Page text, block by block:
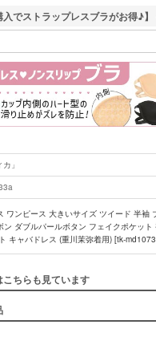
入でストラップレスブラがお得♪】
」
ワンピース 大きいサイズ ツイード 半袖
ン ダブルパールボタン フェイクポケッ
キャバドレス (重川茉弥着用) [tk-
ちらも見ています